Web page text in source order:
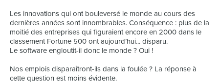
Les innovations qui ont bouleversé le monde au cours des
dernières années sont innombrables. Conséquence : plus de la
moitié des entreprises qui figuraient encore en 2000 dans le
classement Fortune 500 ont aujourd’hui... disparu.
Le software engloutit-il donc le monde ? Oui !
Nos emplois disparaîtront-ils dans la foulée ? La réponse à
cette question est moins évidente.